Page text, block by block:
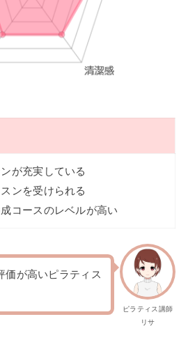
が充実している
ンを受けられる
コースのレベルが高い
ピラティス講師
リサ
価が高いピラティス